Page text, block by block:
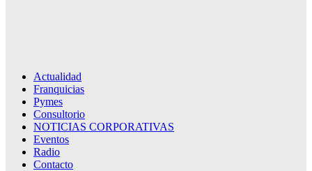
Actualidad
Franquicias
Pymes
Consultorio
NOTICIAS CORPORATIVAS
Eventos
Radio
Contacto